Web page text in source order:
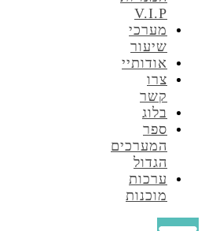
V.I.P
מערכי
שיעור
אודותיי
צרו
קשר
בלוג
ספר
המערכים
הגדול
ערכות
מוכנות